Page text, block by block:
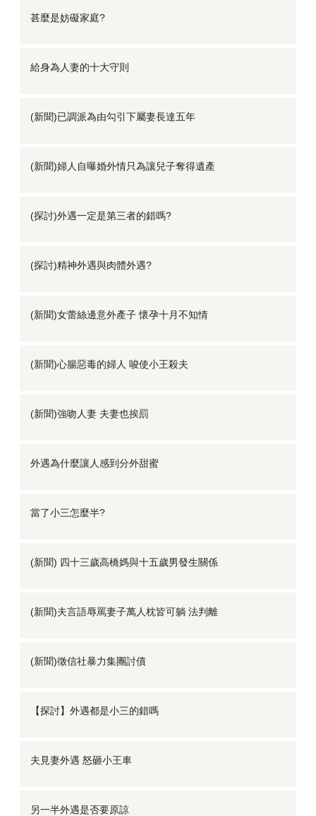
甚麼是妨礙家庭?
給身為人妻的十大守則
(新聞)已調派為由勾引下屬妻長達五年
(新聞)婦人自曝婚外情只為讓兒子奪得遺產
(探討)外遇一定是第三者的錯嗎?
(探討)精神外遇與肉體外遇?
(新聞)女蕾絲邊意外產子 懷孕十月不知情
(新聞)心腸惡毒的婦人 唆使小王殺夫
(新聞)強吻人妻 夫妻也挨罰
外遇為什麼讓人感到分外甜蜜
當了小三怎麼半?
(新聞) 四十三歲高橋媽與十五歲男發生關係
(新聞)夫言語辱罵妻子萬人枕皆可躺 法判離
(新聞)徵信社暴力集團討債
【探討】外遇都是小三的錯嗎
夫見妻外遇 怒砸小王車
另一半外遇是否要原諒